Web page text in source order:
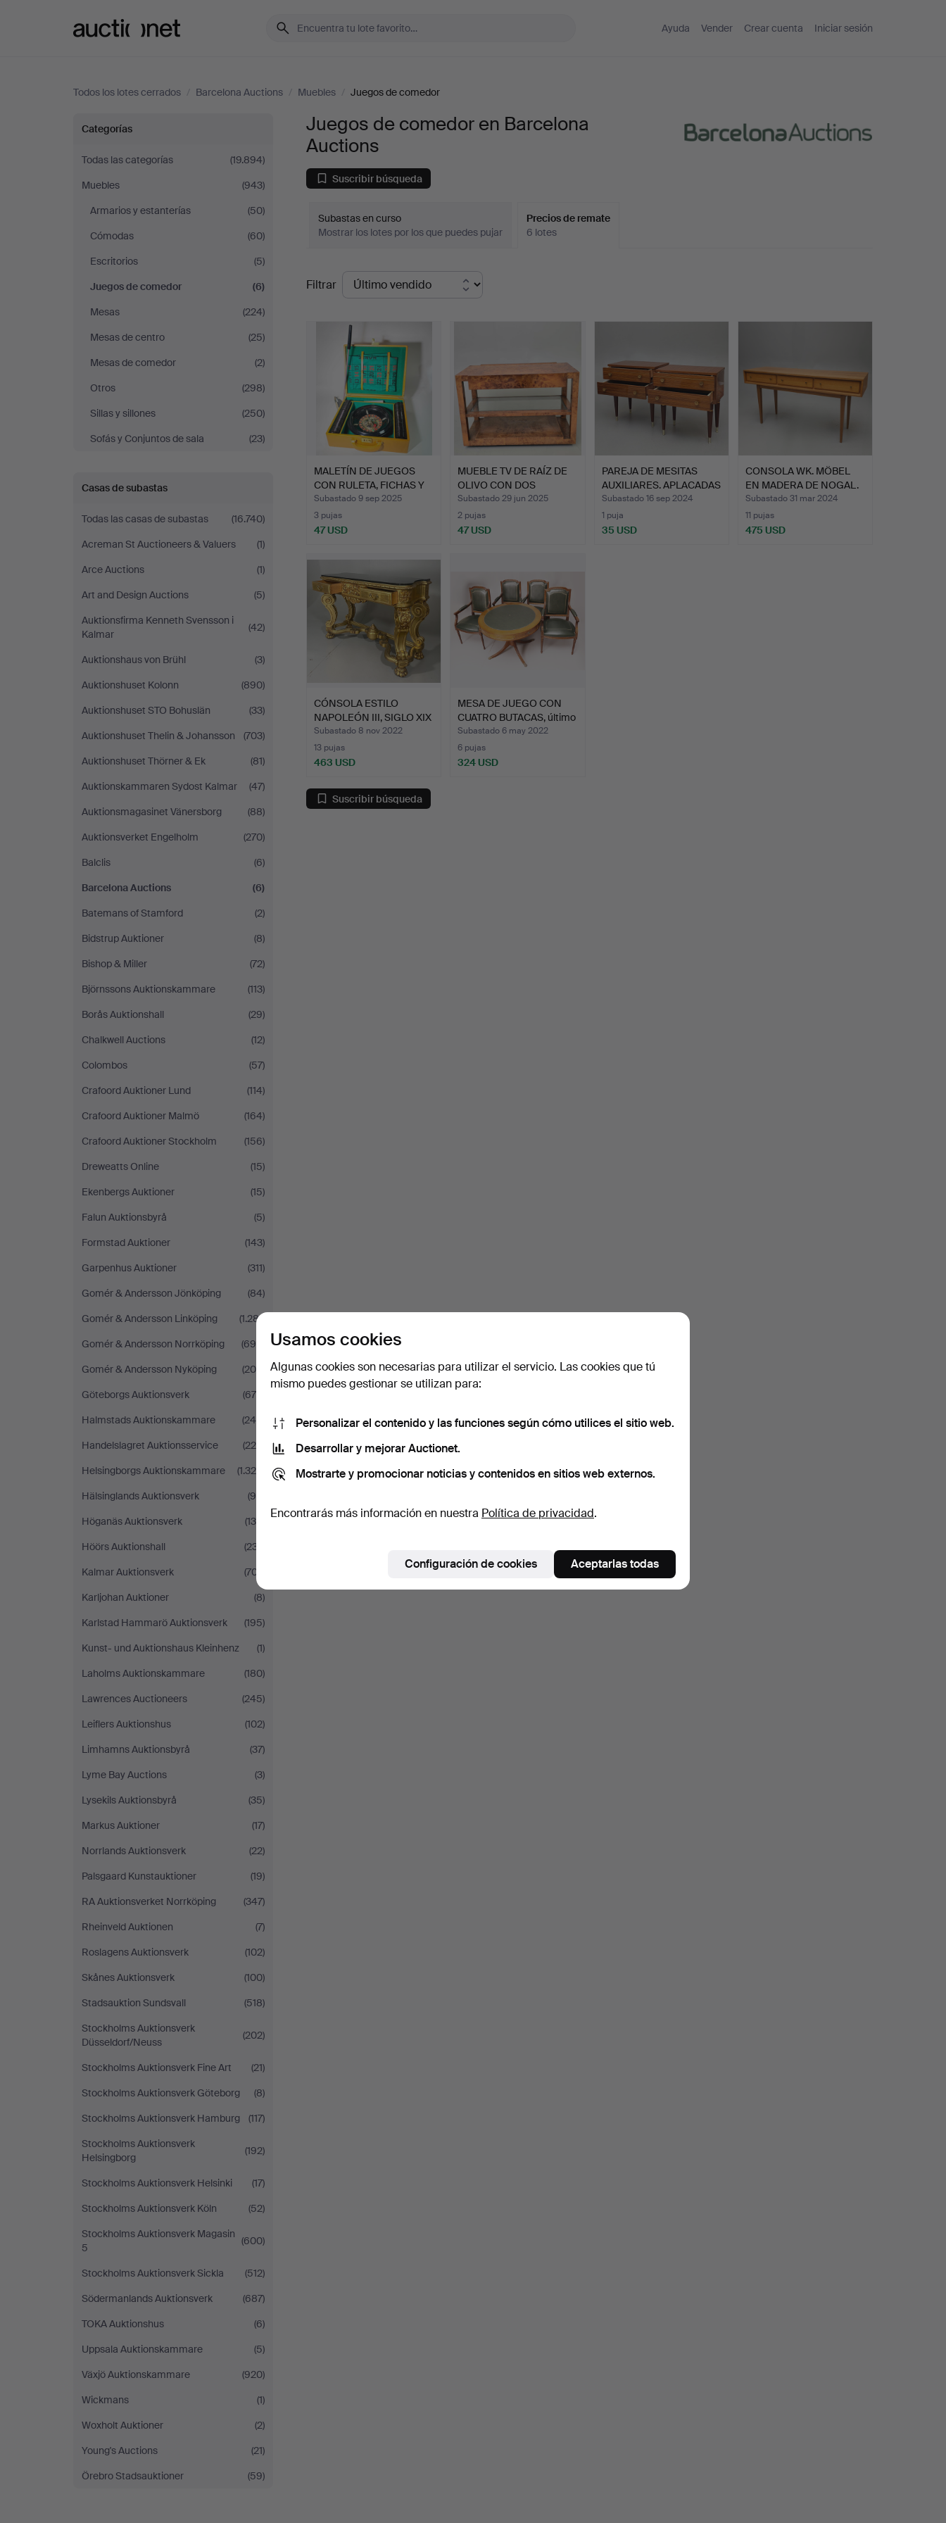
Ayuda Vender Crear cuenta Iniciar sesión
Todos los lotes cerrados / Barcelona Auctions / Muebles / Juegos de comedor
Juegos
de
comedor
en
Barcelona
Auctions
Categorías
Todas las categorías
(19.894)
Muebles
(943)
Armarios y estanterías
(50)
Cómodas
(60)
Escritorios
(5)
Juegos de comedor
(6)
Mesas
(224)
Mesas de centro
(25)
Mesas de comedor
(2)
Otros
(298)
Sillas y sillones
(250)
Sofás y Conjuntos de sala
(23)
Casas de subastas
Todas las casas de subastas
(16.740)
Acreman St Auctioneers & Valuers
(1)
Arce Auctions
(1)
Art and Design Auctions
(5)
Auktionsfirma Kenneth Svensson i
Kalmar
(42)
Auktionshaus von Brühl
(3)
Auktionshuset Kolonn
(890)
Auktionshuset STO Bohuslän
(33)
Auktionshuset Thelin & Johansson
(703)
Auktionshuset Thörner & Ek
(81)
Auktionskammaren Sydost Kalmar
(47)
Auktionsmagasinet Vänersborg
(88)
Auktionsverket Engelholm
(270)
Balclis
(6)
Barcelona Auctions
(6)
Batemans of Stamford
(2)
Bidstrup Auktioner
(8)
Bishop & Miller
(72)
Björnssons Auktionskammare
(113)
Borås Auktionshall
(29)
Chalkwell Auctions
(12)
Colombos
(57)
Crafoord Auktioner Lund
(114)
Crafoord Auktioner Malmö
(164)
Crafoord Auktioner Stockholm
(156)
Dreweatts Online
(15)
Ekenbergs Auktioner
(15)
Falun Auktionsbyrå
(5)
Formstad Auktioner
(143)
Garpenhus Auktioner
(311)
Gomér & Andersson Jönköping
(84)
Gomér & Andersson Linköping
(1.281)
Gomér & Andersson Norrköping
(694)
Gomér & Andersson Nyköping
(206)
Göteborgs Auktionsverk
(679)
Halmstads Auktionskammare
(245)
Handelslagret Auktionsservice
(220)
Helsingborgs Auktionskammare
(1.329)
Hälsinglands Auktionsverk
(99)
Höganäs Auktionsverk
(134)
Höörs Auktionshall
(237)
Kalmar Auktionsverk
(707)
Karljohan Auktioner
(8)
Karlstad Hammarö Auktionsverk
(195)
Kunst- und Auktionshaus Kleinhenz
(1)
Laholms Auktionskammare
(180)
Lawrences Auctioneers
(245)
Leiflers Auktionshus
(102)
Limhamns Auktionsbyrå
(37)
Lyme Bay Auctions
(3)
Lysekils Auktionsbyrå
(35)
Markus Auktioner
(17)
Norrlands Auktionsverk
(22)
Palsgaard Kunstauktioner
(19)
RA Auktionsverket Norrköping
(347)
Rheinveld Auktionen
(7)
Roslagens Auktionsverk
(102)
Skånes Auktionsverk
(100)
Stadsauktion Sundsvall
(518)
Stockholms Auktionsverk
Düsseldorf/Neuss
(202)
Stockholms Auktionsverk Fine Art
(21)
Stockholms Auktionsverk Göteborg
(8)
Stockholms Auktionsverk Hamburg
(117)
Stockholms Auktionsverk
Helsingborg
(192)
Stockholms Auktionsverk Helsinki
(17)
Stockholms Auktionsverk Köln
(52)
Stockholms Auktionsverk Magasin
5
(600)
Stockholms Auktionsverk Sickla
(512)
Södermanlands Auktionsverk
(687)
TOKA Auktionshus
(6)
Uppsala Auktionskammare
(5)
Växjö Auktionskammare
(920)
Wickmans
(1)
Woxholt Auktioner
(2)
Young's Auctions
(21)
Örebro Stadsauktioner
(59)
Juegos de comedor en Barcelona
Auctions
Suscribir búsqueda
Subastas en curso
Mostrar los lotes por los que puedes pujar
Precios de remate
6 lotes
Precios
de
remate
Filtrar
MALETÍN DE JUEGOS
CON RULETA, FICHAS Y
TAP…
Subastado 9 sep 2025
3 pujas
47 USD
MUEBLE TV DE RAÍZ DE
OLIVO CON DOS
ESTANTE…
Subastado 29 jun 2025
2 pujas
47 USD
PAREJA DE MESITAS
AUXILIARES. APLACADAS
DE…
Subastado 16 sep 2024
1 puja
35 USD
CONSOLA WK. MÖBEL
EN MADERA DE NOGAL.
AÑOS…
Subastado 31 mar 2024
11 pujas
475 USD
CÓNSOLA ESTILO
NAPOLEÓN III, SIGLO XIX
EN …
Subastado 8 nov 2022
13 pujas
463 USD
MESA DE JUEGO CON
CUATRO BUTACAS, último
c…
Subastado 6 may 2022
6 pujas
324 USD
Suscribir búsqueda
Usamos cookies
Algunas cookies son necesarias para utilizar el servicio. Las cookies que tú
mismo puedes gestionar se utilizan para:
Personalizar el contenido y las funciones según cómo utilices el sitio web.
Desarrollar y mejorar Auctionet.
Mostrarte y promocionar noticias y contenidos en sitios web externos.
Encontrarás más información en nuestra Política de privacidad.
Configuración de cookies Aceptarlas todas